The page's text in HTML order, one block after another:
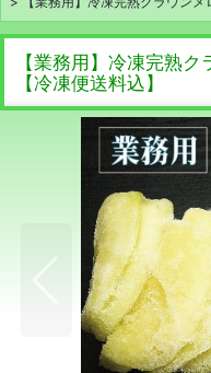
【業務用】冷凍完熟ク
【冷凍便送料込】